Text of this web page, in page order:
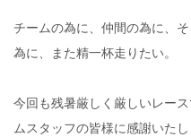
チームの為に、仲間の為に、
為に、また精一杯走りたい。
今回も残暑厳しく厳しいレー
ムスタッフの皆様に感謝いたし